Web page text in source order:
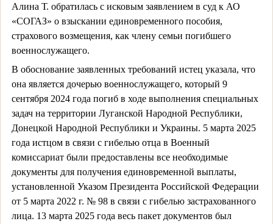
Алина Т. обратилась с исковым заявлением в суд к АО
«СОГАЗ» о взыскании единовременного пособия,
страхового возмещения, как члену семьи погибшего
военнослужащего.
В обоснование заявленных требований истец указала, что
она является дочерью военнослужащего, который 9
сентября 2024 года погиб в ходе выполнения специальных
задач на территории Луганской Народной Республики,
Донецкой Народной Республики и Украины. 5 марта 2025
года истцом в связи с гибелью отца в Военный
комиссариат были предоставлены все необходимые
документы для получения единовременной выплаты,
установленной Указом Президента Российской Федерации
от 5 марта 2022 г. № 98 в связи с гибелью застрахованного
лица. 13 марта 2025 года весь пакет документов был